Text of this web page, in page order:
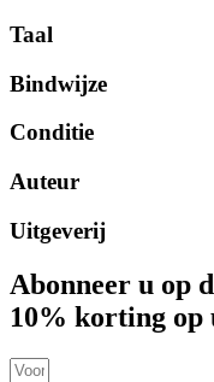
Taal
Bindwijze
Conditie
Auteur
Uitgeverij
Abonneer u op
10% korting op